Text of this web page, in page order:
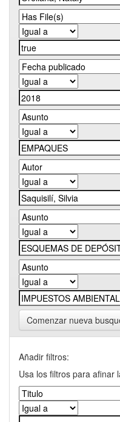
Comenzar nueva
Añadir filtros:
Usa los filtros para afinar